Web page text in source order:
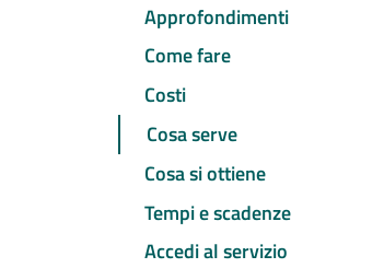
Approfondimenti
Come fare
Costi
Cosa serve
Cosa si ottiene
Tempi e scadenze
Accedi al servizio